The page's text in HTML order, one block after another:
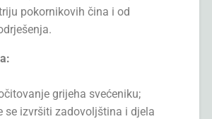
pokornikovih čina i od
grijeha svećeniku;
se izvršiti zadovoljština i djela